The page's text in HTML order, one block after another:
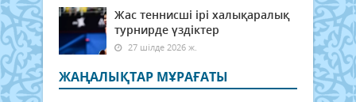
Жас теннисші ірі халықаралық
турнирде үздіктер
27 шілде 2026 ж.
ЖАҢАЛЫҚТАР МҰРАҒАТЫ